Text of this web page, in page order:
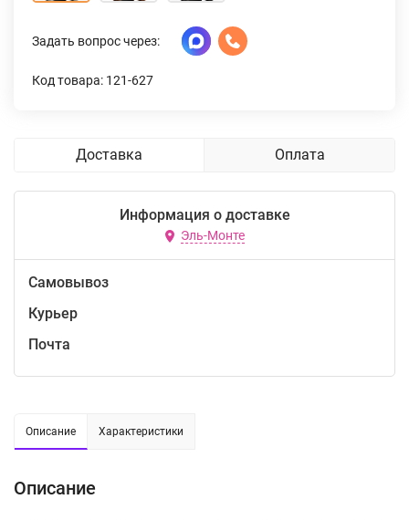
Задать вопрос через:
Код товара: 121-627
Доставка Оплата
Информация о доставке
Эль-Монте
Самовывоз
Курьер
Почта
Описание Характеристики
Описание